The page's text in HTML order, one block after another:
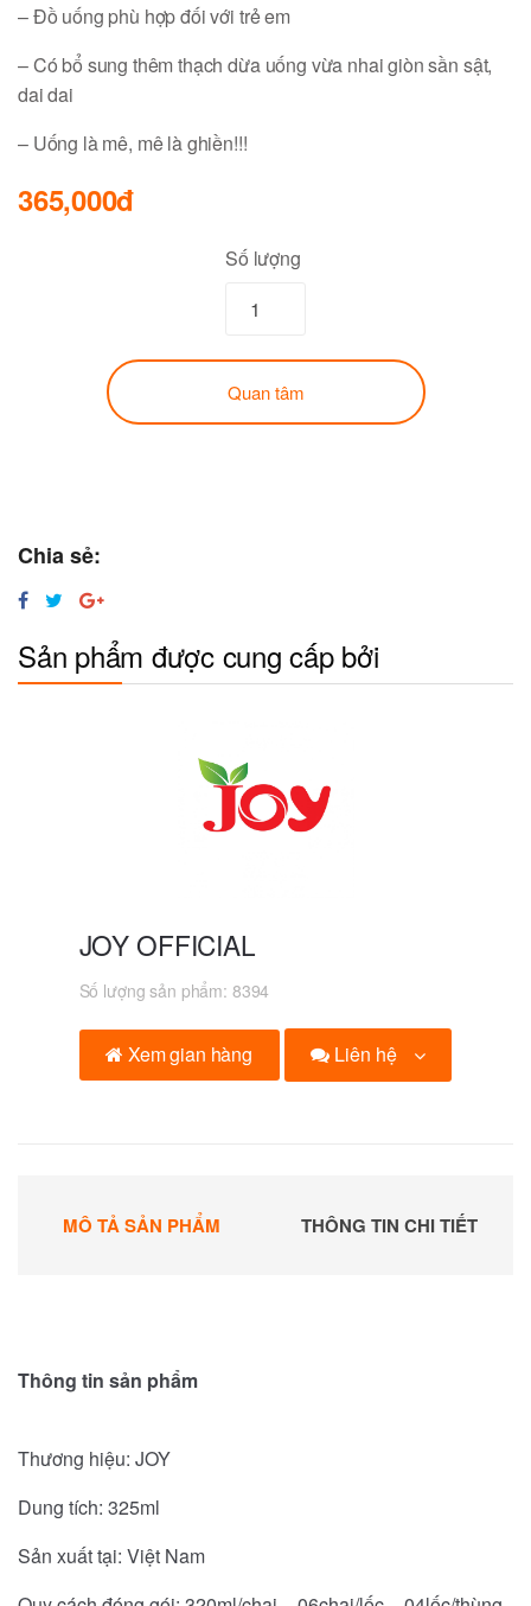
– Đồ uống phù hợp đối với trẻ em
– Có bổ sung thêm thạch dừa uống vừa nhai giòn sần sật,
dai dai
– Uống là mê, mê là ghiền!!!
365,000đ
Số lượng
Quan tâm
Chia sẻ:
Sản phẩm được cung cấp bởi
JOY OFFICIAL
Số lượng sản phẩm: 8394
Xem gian hàng Liên hệ
MÔ TẢ SẢN PHẨM THÔNG TIN CHI TIẾT
Thông tin sản phẩm
Thương hiệu: JOY
Dung tích: 325ml
Sản xuất tại: Việt Nam